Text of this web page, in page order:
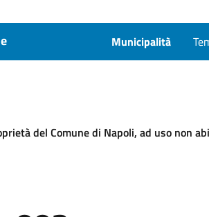
Municipalità
del Comune di Napoli, ad uso non